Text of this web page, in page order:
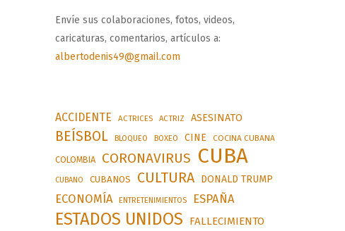
Envíe sus colaboraciones, fotos, videos,
caricaturas, comentarios, artículos a:
albertodenis49@gmail.com
ACCIDENTE ACTRICES ACTRIZ ASESINATO
BEÍSBOL BLOQUEO BOXEO CINE COCINA CUBANA
COLOMBIA CORONAVIRUS CUBA
CUBANO CUBANOS CULTURA DONALD TRUMP
ECONOMÍA ENTRETENIMIENTOS ESPAÑA
ESTADOS UNIDOS FALLECIMIENTO